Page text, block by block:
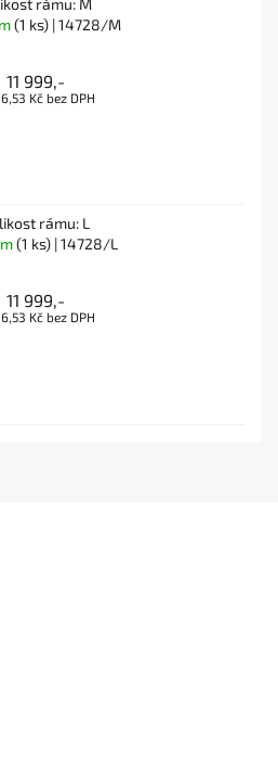
(1 ks)| 14728/M
11 999,-
Kč bez DPH
rámu: L
(1 ks) | 14728/L
11 999,-
Kč bez DPH